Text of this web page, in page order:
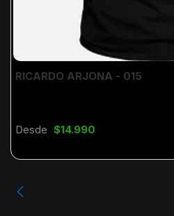
RICARDO ARJONA - 015
Desde $14.990